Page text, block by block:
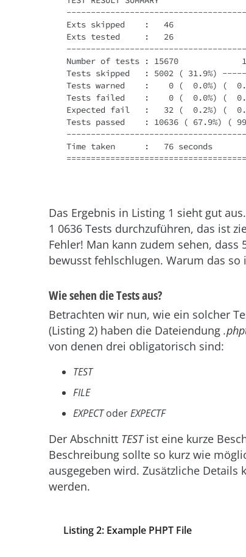
Exts skipped    :   46
Exts tested     :   26
Number of tests : 15670
Tests skipped   : 5002 ( 31.9%)
Tests warned    :    0 (  0.0%) (
Tests failed    :    0 (  0.0%) (
Expected fail   :   32 (  0.2%) (
Tests passed    : 10636 ( 67.9%) (
Time taken      :   76 seconds
Das Ergebnis in Listing 1 sieht gut
1 0636 Tests durchzuführen, das ist
Fehler! Man kann zudem sehen,
bewusst fehlschlugen. Warum das
Wie sehen die Tests aus?
Betrachten wir nun, wie ein solcher
(Listing 2) haben die Dateiendung
von denen drei obligatorisch sind:
TEST
FILE
EXPECToderEXPECTF
Der Abschnitt TESTist eine kurze
Beschreibung sollte so kurz wie
ausgegeben wird. Zusätzliche Details
werden.
Listing 2: Example PHPT File